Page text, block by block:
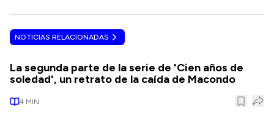
NOTICIAS RELACIONADAS
La segunda parte de la serie de 'Cien años de
soledad', un retrato de la caída de Macondo
4 MIN